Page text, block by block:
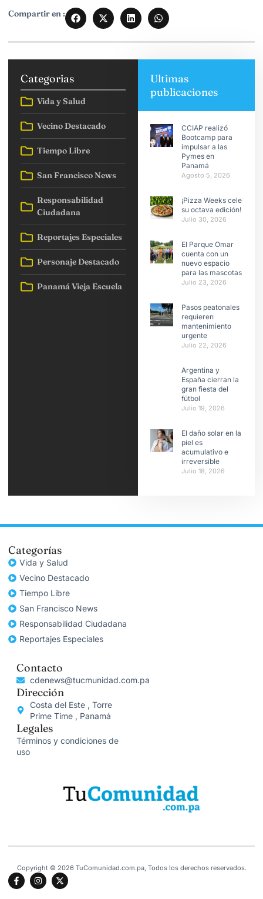
Compartir en :
Categorias
Vida y Salud
Vecino Destacado
Tiempo Libre
San Francisco News
Responsabilidad
Ciudadana
Reportajes Especiales
Personaje Destacado
Panamá Vieja Escuela
Ultimas
publicaciones
CCIAP realizó
Bootcamp para
impulsar a las
Pymes en
Panamá
Agosto 5, 2026
¡Pizza Weeks celebra
su octava edición!
Julio 30, 2026
El Parque Omar
cuenta con un
nuevo espacio
para las mascotas
Julio 23, 2026
Pasos peatonales
requieren
mantenimiento
urgente
Julio 22, 2026
Argentina y
España cierran la
gran fiesta del
fútbol
Julio 19, 2026
El daño solar en la
piel es
acumulativo e
irreversible
Julio 18, 2026
Categorías
Vida y Salud
Vecino Destacado
Tiempo Libre
San Francisco News
Responsabilidad Ciudadana
Reportajes Especiales
Contacto
cdenews@tucmunidad.com.pa
Dirección
Costa del Este , Torre
Prime Time , Panamá
Legales
Términos y condiciones de
uso
Copyright © 2026 TuComunidad.com.pa, Todos los derechos reservados.